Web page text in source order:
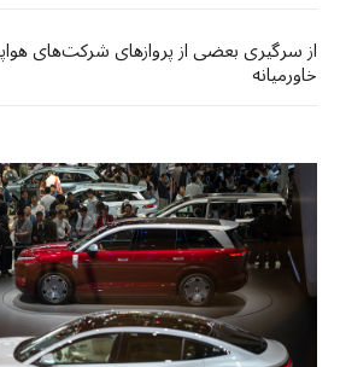
از سرگیری بعضی از پروازهای شرکت‌های
خاورمیانه